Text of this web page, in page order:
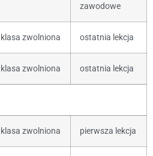
zawodowe
klasa zwolniona ostatnia lekcja
klasa zwolniona ostatnia lekcja
klasa zwolniona pierwsza lekcja